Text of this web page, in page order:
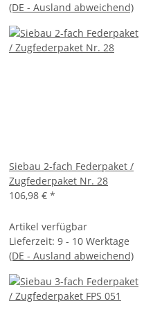
(DE - Ausland abweichend)
Siebau 2-fach Federpaket /
Zugfederpaket Nr. 28
106,98 € *
Artikel verfügbar
Lieferzeit: 9 - 10 Werktage
(DE - Ausland abweichend)